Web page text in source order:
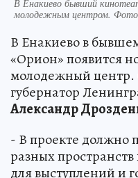
В Енакиево бывший
молодежным центром.
В Енакиево в
«Орион» появится
молодежный центр.
губернатор
Александр
- В проекте должно
разных
для выступлений и